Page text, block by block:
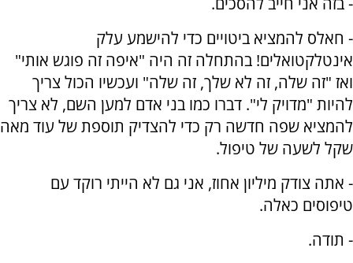
- חאלס להמציא ביטויים כדי להישמע עלק
אינטלקטואלים! בהתחלה זה היה "איפה זה פוגש אותי"
ואז "זה שלה, זה לא שלך, זה שלה" ועכשיו הכול צריך
להיות "מדויק לי". דברו כמו בני אדם למען השם, לא צריך
להמציא שפה חדשה רק כדי להצדיק תוספת של עוד מאה
שקל לשעה של טיפול.
- אתה צודק מיליון אחוז, אני גם לא הייתי רוקד עם
טיפוסים כאלה.
- תודה.